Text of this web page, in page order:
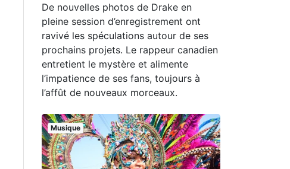
De nouvelles photos de Drake en
pleine session d’enregistrement ont
ravivé les spéculations autour de ses
prochains projets. Le rappeur canadien
entretient le mystère et alimente
l’impatience de ses fans, toujours à
l’affût de nouveaux morceaux.
Musique